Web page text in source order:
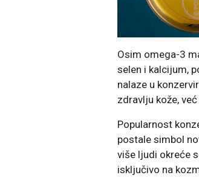
Osim omega-3
selen i kalcijum,
nalaze u
zdravlju kože,
Popularnost
postale simbol
više ljudi okreće
isključivo na